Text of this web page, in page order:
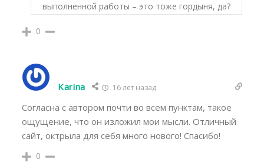
выполненной работы – это тоже гордыня, да?
0
Karina 16 лет назад
Согласна с автором почти во всем пунктам, такое
ощущение, что он изложил мои мысли. Отличный
сайт, октрыла для себя много нового! Спасибо!
0